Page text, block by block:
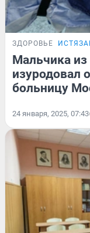
ЗДОРОВЬЕ
Мальчика из
изуродовал
больницу
24 января, 2025, 07:43